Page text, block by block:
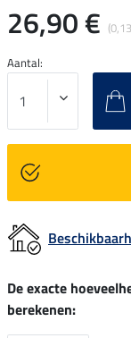
26,90 €
Aantal:
De exacte
berekenen: